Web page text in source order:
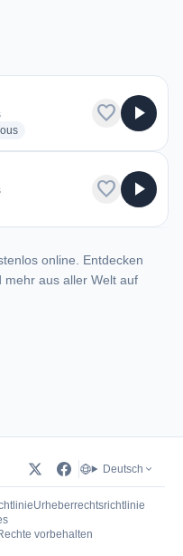
radio stations
favorite play_arrow
favorite play_arrow
online. Entdecken
mehr aus aller Welt auf
Deutsch
Urheberrechtsrichtlinie
(öffnet in neuem Tab)
vorbehalten